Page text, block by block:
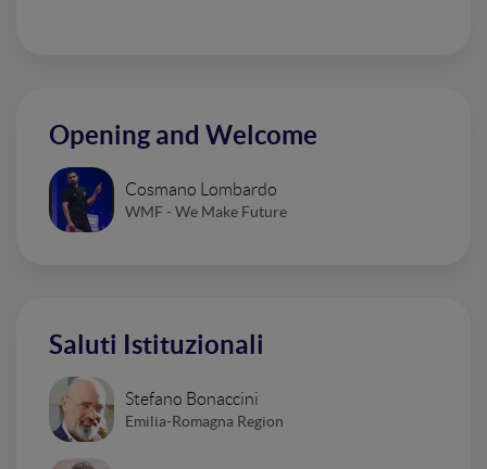
Opening and Welcome
Cosmano Lombardo
WMF - We Make Future
Saluti Istituzionali
Stefano Bonaccini
Emilia-Romagna Region